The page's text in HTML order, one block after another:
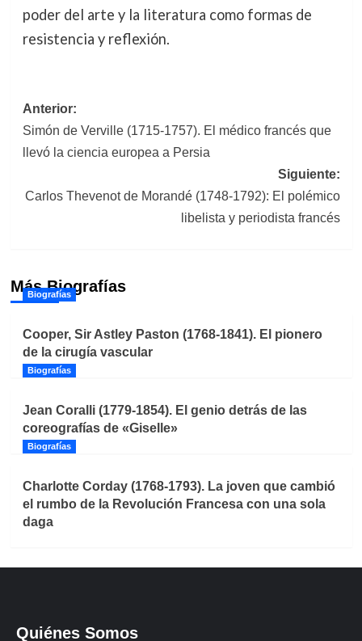
poder del arte y la literatura como formas de
resistencia y reflexión.
Navegación
de
Anterior:
Simón de Verville (1715-1757). El médico francés que
llevó la ciencia europea a Persia
Siguiente:
Carlos Thevenot de Morandé (1748-1792): El polémico
libelista y periodista francés
Más Biografías
Biografías
Cooper, Sir Astley Paston (1768-1841). El pionero
de la cirugía vascular
Biografías
Jean Coralli (1779-1854). El genio detrás de las
coreografías de «Giselle»
Biografías
Charlotte Corday (1768-1793). La joven que cambió
el rumbo de la Revolución Francesa con una sola
daga
Quiénes Somos